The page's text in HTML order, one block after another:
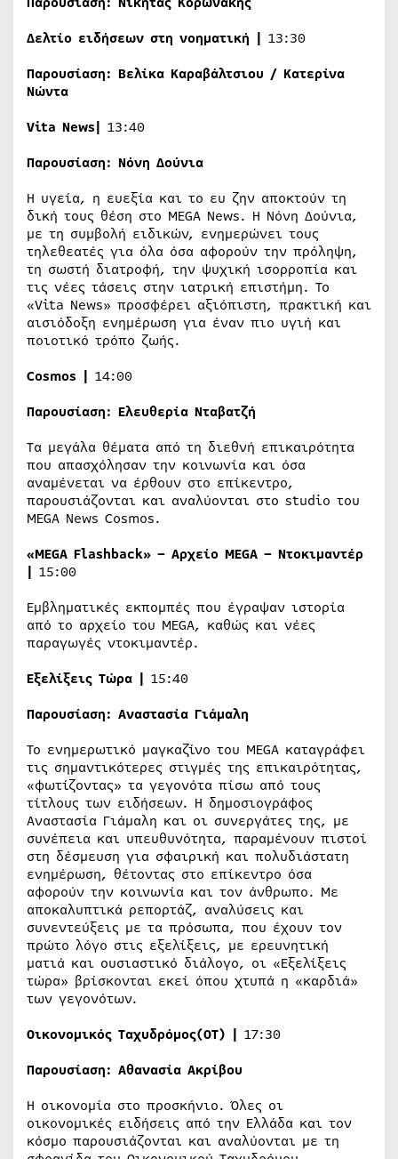
Δελτίο ειδήσεων στη νοηματική | 13:30
Παρουσίαση: Βελίκα Καραβάλτσιου / Κατερίνα
Νώντα
Vita Νews| 13:40
Παρουσίαση: Νόνη Δούνια
Η υγεία, η ευεξία και το ευ ζην αποκτούν τη
δική τους θέση στο MEGA News. Η Νόνη Δούνια,
με τη συμβολή ειδικών, ενημερώνει τους
τηλεθεατές για όλα όσα αφορούν την πρόληψη,
τη σωστή διατροφή, την ψυχική ισορροπία και
τις νέες τάσεις στην ιατρική επιστήμη. Το
«Vita News» προσφέρει αξιόπιστη, πρακτική και
αισιόδοξη ενημέρωση για έναν πιο υγιή και
ποιοτικό τρόπο ζωής.
Cosmos | 14:00
Παρουσίαση: Ελευθερία Νταβατζή
Τα μεγάλα θέματα από τη διεθνή επικαιρότητα
που απασχόλησαν την κοινωνία και όσα
αναμένεται να έρθουν στο επίκεντρο,
παρουσιάζονται και αναλύονται στο studio του
MEGA News Cosmos.
«MEGA Flashback» – Αρχείο MEGA – Ντοκιμαντέρ
| 15:00
Εμβληματικές εκπομπές που έγραψαν ιστορία
από το αρχείο του MEGA, καθώς και νέες
παραγωγές ντοκιμαντέρ.
Εξελίξεις Τώρα | 15:40
Παρουσίαση: Αναστασία Γιάμαλη
Το ενημερωτικό μαγκαζίνο του MEGA καταγράφει
τις σημαντικότερες στιγμές της επικαιρότητας,
«φωτίζοντας» τα γεγονότα πίσω από τους
τίτλους των ειδήσεων. Η δημοσιογράφος
Αναστασία Γιάμαλη και οι συνεργάτες της, με
συνέπεια και υπευθυνότητα, παραμένουν πιστοί
στη δέσμευση για σφαιρική και πολυδιάστατη
ενημέρωση, θέτοντας στο επίκεντρο όσα
αφορούν την κοινωνία και τον άνθρωπο. Με
αποκαλυπτικά ρεπορτάζ, αναλύσεις και
συνεντεύξεις με τα πρόσωπα, που έχουν τον
πρώτο λόγο στις εξελίξεις, με ερευνητική
ματιά και ουσιαστικό διάλογο, οι «Εξελίξεις
τώρα» βρίσκονται εκεί όπου χτυπά η «καρδιά»
των γεγονότων.
Οικονομικός Ταχυδρόμος(OT) | 17:30
Παρουσίαση: Αθανασία Ακρίβου
Η οικονομία στο προσκήνιο. Όλες οι
οικονομικές ειδήσεις από την Ελλάδα και τον
κόσμο παρουσιάζονται και αναλύονται με τη